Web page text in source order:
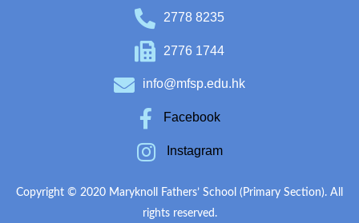
2778 8235
2776 1744
info@mfsp.edu.hk
Facebook
Instagram
Copyright © 2020 Maryknoll Fathers’ School (Primary Section). All
rights reserved.